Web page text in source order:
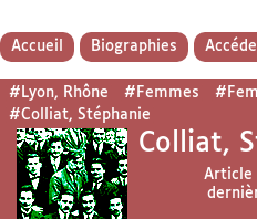
Accueil Biographies
#Lyon, Rhône #Femmes
#Colliat, Stéphanie
Colliat,
Article